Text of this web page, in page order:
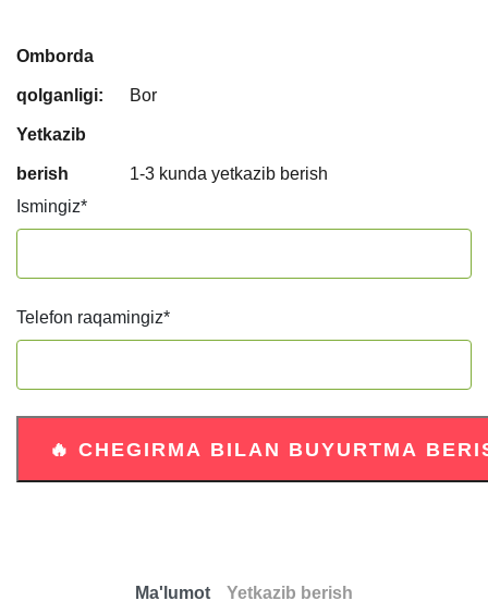
Omborda
qolganligi: Bor
Yetkazib
berish
1-3 kunda yetkazib berish
Ismingiz*
Telefon raqamingiz*
Ma'lumot Yetkazib berish